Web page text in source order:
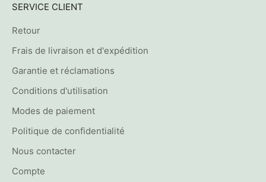
SERVICE CLIENT
Retour
Frais de livraison et d'expédition
Garantie et réclamations
Conditions d'utilisation
Modes de paiement
Politique de confidentialité
Nous contacter
Compte